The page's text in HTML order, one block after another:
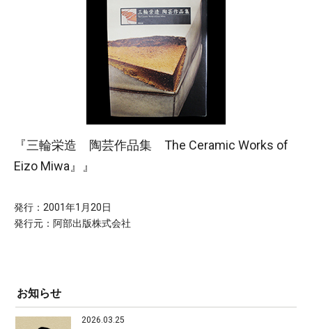
『三輪栄造 陶芸作品集 The Ceramic Works of
Eizo Miwa』』
発行：2001年1月20日
発行元：阿部出版株式会社
お知らせ
2026.03.25